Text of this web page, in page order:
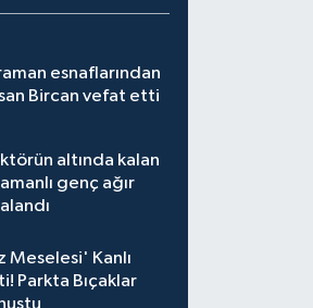
esnaflarından
Bircan vefat etti
altında kalan
genç ağır
Meselesi' Kanlı
Parkta Bıçaklar